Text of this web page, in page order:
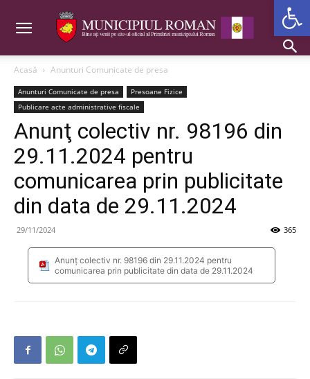
Acasă Anunturi Comunicate de presa
Anunturi Comunicate de presa
Presoane Fizice
Publicare acte administrative fiscale
Anunţ colectiv nr. 98196 din
29.11.2024 pentru
comunicarea prin publicitate
din data de 29.11.2024
29/11/2024 365
Anunţ colectiv nr. 98196 din 29.11.2024 pentru
comunicarea prin publicitate din data de 29.11.2024